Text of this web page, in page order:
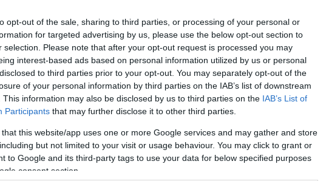
opt-out of the sale, sharing to third parties, or processing of your personal or
for targeted advertising by us, please use the below opt-out section to
selection. Please note that after your opt-out request is processed you may
interest-based ads based on personal information utilized by us or personal
to third parties prior to your opt-out. You may separately opt-out of the
of your personal information by third parties on the IAB’s list of downstream
This information may also be disclosed by us to third parties on the IAB’s List of
Participants that may further disclose it to other third parties.
that this website/app uses one or more Google services and may gather and store
but not limited to your visit or usage behaviour. You may click to grant or
to Google and its third-party tags to use your data for below specified purposes
consent section.
Ε.Κ.Α.Β. σε νοσοκομείο για τις πρώτες